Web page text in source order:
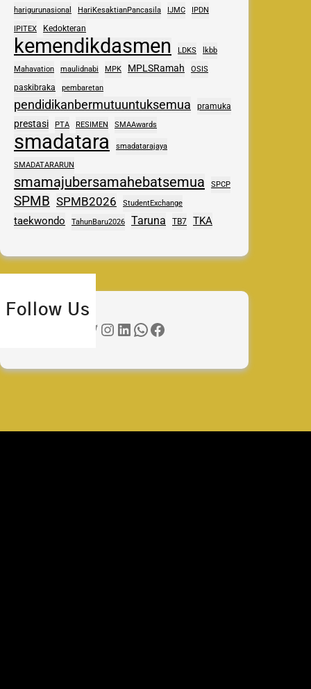
harigurunasional HariKesaktianPancasila IJMC IPDN
IPITEX Kedokteran
kemendikdasmen LDKS lkbb
Mahavation maulidnabi MPK MPLSRamah OSIS
paskibraka pembaretan
pendidikanbermutuuntuksemua pramuka
prestasi PTA RESIMEN SMAAwards
smadatara smadatarajaya
SMADATARARUN
smamajubersamahebatsemua SPCP
SPMB SPMB2026 StudentExchange
taekwondo TahunBaru2026 Taruna TB7 TKA
Follow Us
Instagram LinkedIn WhatsApp Facebook